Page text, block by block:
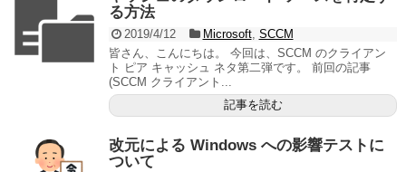
る方法
2019/4/12 Microsoft, SCCM
皆さん、こんにちは。 今回は、SCCM のクライアン
ト ピア キャッシュ ネタ第二弾です。 前回の記事
(SCCM クライアント...
記事を読む
改元による Windows への影響テストに
ついて